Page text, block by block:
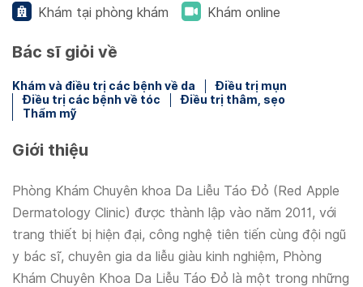
Khám tại phòng khám Khám online
Bác sĩ giỏi về
Khám và điều trị các bệnh về da
Điều trị mụn
Điều trị các bệnh về tóc
Điều trị thâm, sẹo
Thẩm mỹ
Giới thiệu
Phòng Khám Chuyên khoa Da Liễu Táo Đỏ (Red Apple
Dermatology Clinic) được thành lập vào năm 2011, với
trang thiết bị hiện đại, công nghệ tiên tiến cùng đội ngũ
y bác sĩ, chuyên gia da liễu giàu kinh nghiệm, Phòng
Khám Chuyên Khoa Da Liễu Táo Đỏ là một trong những